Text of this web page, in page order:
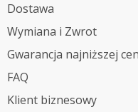
Dostawa
Wymiana i Zwrot
Gwarancja najniższej
FAQ
Klient biznesowy